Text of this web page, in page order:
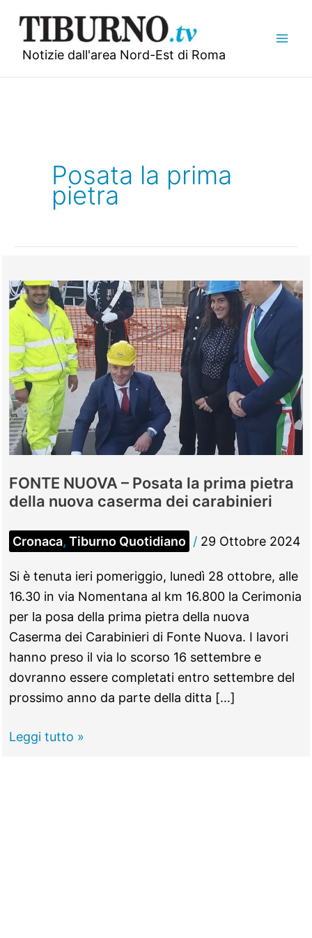
contenuto
Notizie dall'area Nord-Est di Roma
Posata la prima
pietra
FONTE NUOVA – Posata la prima pietra
della nuova caserma dei carabinieri
Cronaca, Tiburno Quotidiano / 29 Ottobre 2024
Si è tenuta ieri pomeriggio, lunedì 28 ottobre, alle
16.30 in via Nomentana al km 16.800 la Cerimonia
per la posa della prima pietra della nuova
Caserma dei Carabinieri di Fonte Nuova. I lavori
hanno preso il via lo scorso 16 settembre e
dovranno essere completati entro settembre del
prossimo anno da parte della ditta […]
FONTE
Leggi tutto »